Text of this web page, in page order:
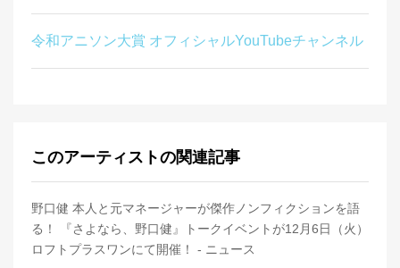
令和アニソン大賞 オフィシャルYouTubeチャンネル
このアーティストの関連記事
野口健 本人と元マネージャーが傑作ノンフィクションを語
る！ 『さよなら、野口健』トークイベントが12月6日（火）
ロフトプラスワンにて開催！ - ニュース